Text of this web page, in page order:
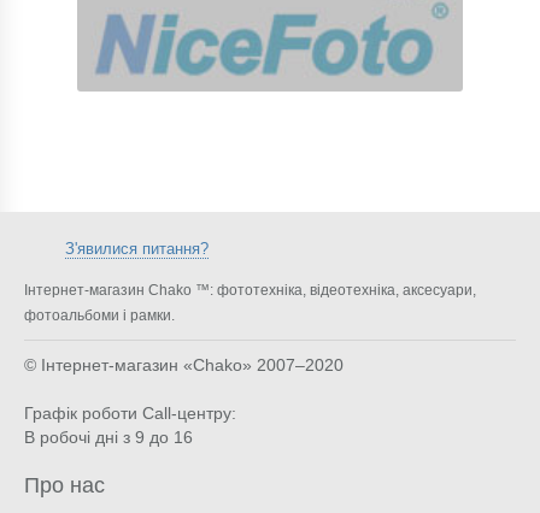
З'явилися питання?
Інтернет-магазин Chako ™: фототехніка, відеотехніка, аксесуари,
фотоальбоми і рамки.
© Інтернет-магазин «Chako» 2007–2020
Графік роботи Call-центру:
В робочі дні з 9 до 16
Про нас